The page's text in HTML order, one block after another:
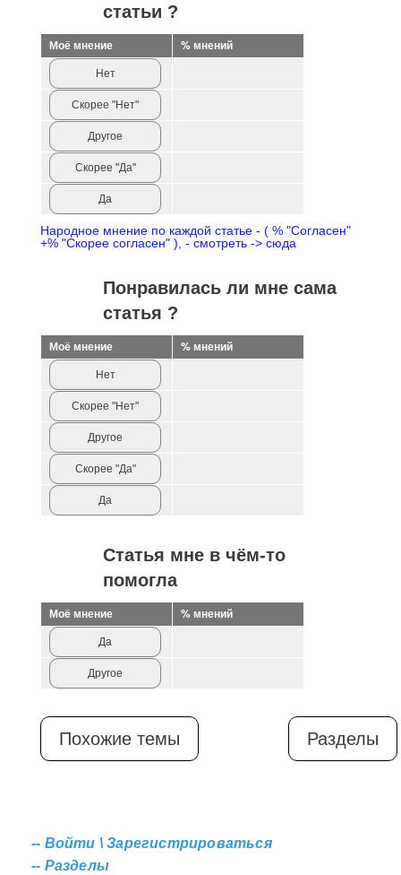
статьи ?
Моё мнение % мнений
Нет
Скорее "Нет"
Другое
Скорее "Да"
Да
Народное мнение по каждой статье - ( % "Согласен"
+% "Скорее согласен" ), - смотреть -> сюда
Понравилась ли мне сама
статья ?
Моё мнение % мнений
Нет
Скорее "Нет"
Другое
Скорее "Да"
Да
Статья мне в чём-то
помогла
Моё мнение % мнений
Да
Другое
Похожие темы Разделы
-- Войти \ Зарегистрироваться
-- Разделы